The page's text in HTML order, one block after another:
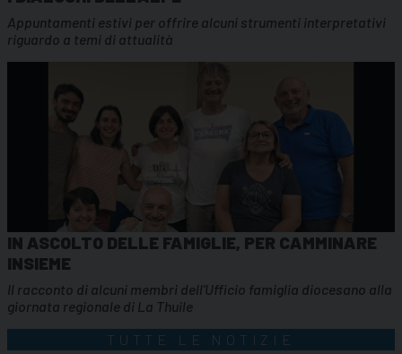
Appuntamenti estivi per offrire alcuni strumenti interpretativi
riguardo a temi di attualità
IN ASCOLTO DELLE FAMIGLIE, PER CAMMINARE
INSIEME
Il racconto di alcuni membri dell'Ufficio famiglia diocesano alla
giornata regionale di La Thuile
TUTTE LE NOTIZIE